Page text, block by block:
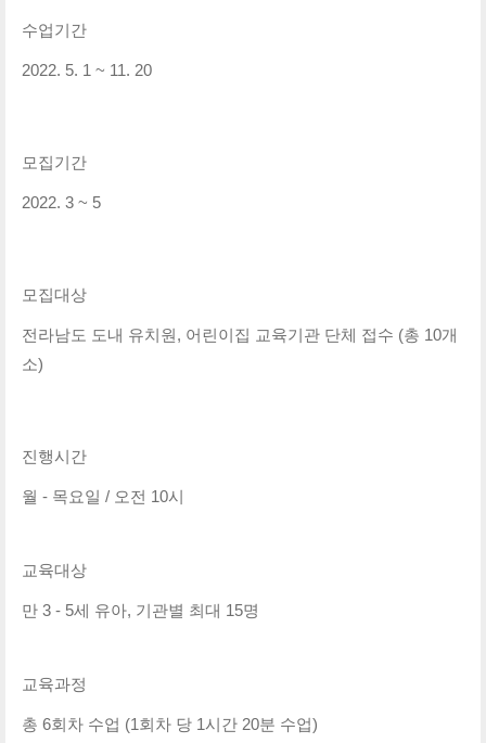
수업기간
2022. 5. 1 ~ 11. 20
모집기간
2022. 3 ~ 5
모집대상
전라남도 도내 유치원, 어린이집 교육기관 단체 접수 (총 10개
소)
진행시간
월 - 목요일 / 오전 10시
교육대상
만 3 - 5세 유아, 기관별 최대 15명
교육과정
총 6회차 수업 (1회차 당 1시간 20분 수업)